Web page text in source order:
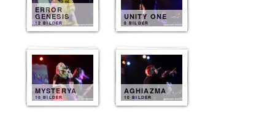
ERROR
GENESIS
12 BILDER
UNITY ONE
8 BILDER
MYSTERYA
10 BILDER
AGHIAZMA
10 BILDER